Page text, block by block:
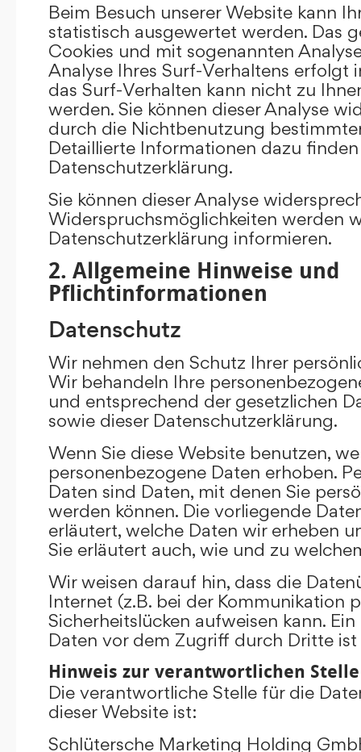
Beim Besuch unserer Website kann
statistisch ausgewertet werden. Das
Cookies und mit sogenannten
Analyse Ihres Surf-Verhaltens erfolgt
das Surf-Verhalten kann nicht zu
werden. Sie können dieser Analyse
durch die Nichtbenutzung
Detaillierte Informationen dazu
Datenschutzerklärung.
Sie können dieser Analyse
Widerspruchsmöglichkeiten werden
Datenschutzerklärung informieren.
2. Allgemeine Hinweise und
Pflichtinformationen
Datenschutz
Wir nehmen den Schutz Ihrer
Wir behandeln Ihre
und entsprechend der gesetzlichen
sowie dieser Datenschutzerklärung.
Wenn Sie diese Website benutzen,
personenbezogene Daten erhoben.
Daten sind Daten, mit denen Sie
werden können. Die vorliegende
erläutert, welche Daten wir erheben
Sie erläutert auch, wie und zu
Wir weisen darauf hin, dass die
Internet (z.B. bei der Kommunikation
Sicherheitslücken aufweisen kann.
Daten vor dem Zugriff durch Dritte
Hinweis zur verantwortlichen Stelle
Die verantwortliche Stelle für die
dieser Website ist:
Schlütersche Marketing Holding